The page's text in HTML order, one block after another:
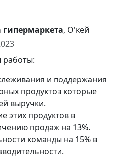
гипермаркета, О'кей
работы:
и поддержания
продуктов которые
выручки.
этих продуктов в
продаж на 13%.
команды на 15% в